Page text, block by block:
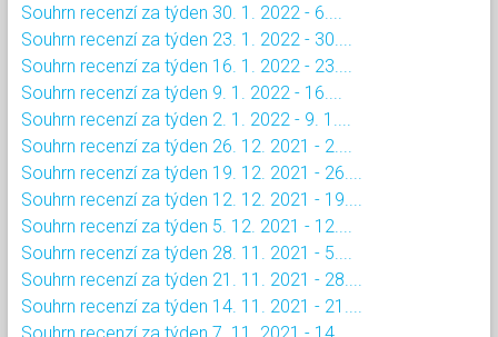
Souhrn recenzí za týden 30. 1. 2022 - 6....
Souhrn recenzí za týden 23. 1. 2022 - 30....
Souhrn recenzí za týden 16. 1. 2022 - 23....
Souhrn recenzí za týden 9. 1. 2022 - 16....
Souhrn recenzí za týden 2. 1. 2022 - 9. 1....
Souhrn recenzí za týden 26. 12. 2021 - 2....
Souhrn recenzí za týden 19. 12. 2021 - 26....
Souhrn recenzí za týden 12. 12. 2021 - 19....
Souhrn recenzí za týden 5. 12. 2021 - 12....
Souhrn recenzí za týden 28. 11. 2021 - 5....
Souhrn recenzí za týden 21. 11. 2021 - 28....
Souhrn recenzí za týden 14. 11. 2021 - 21....
Souhrn recenzí za týden 7. 11. 2021 - 14....